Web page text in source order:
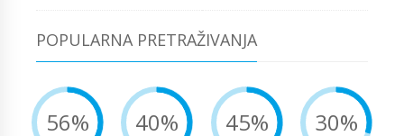
POPULARNA PRETRAŽIVANJA
56% 40% 45% 30%